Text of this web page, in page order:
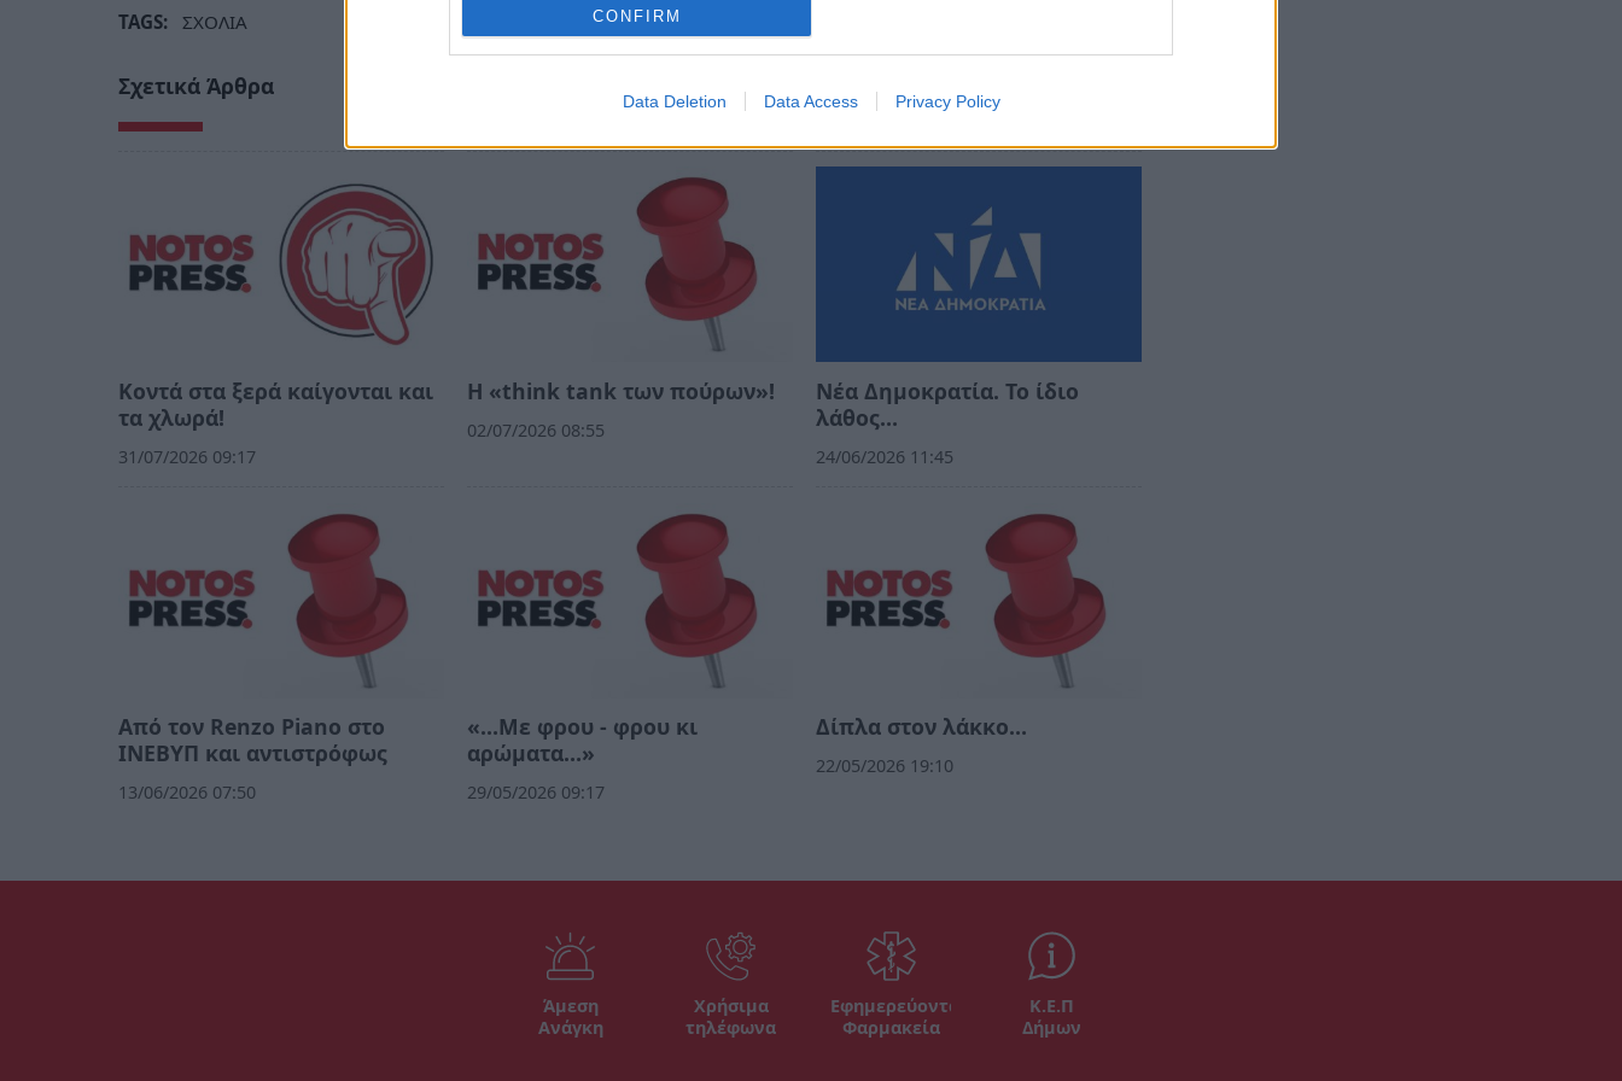
CONFIRM
Data Deletion Data Access Privacy Policy
TAGS: ΣΧΟΛΙΑ
Σχετικά Άρθρα
Κοντά στα ξερά καίγονται και
τα χλωρά!
31/07/2026 09:17
Η «think tank των πούρων»!
02/07/2026 08:55
Νέα Δημοκρατία. Το ίδιο
λάθος…
24/06/2026 11:45
Από τον Renzo Piano στο
ΙΝΕΒΥΠ και αντιστρόφως
13/06/2026 07:50
«…Με φρου - φρου κι
αρώματα…»
29/05/2026 09:17
Δίπλα στον λάκκο…
22/05/2026 19:10
Άμεση
Ανάγκη
Χρήσιμα
τηλέφωνα
Εφημερεύοντα
Φαρμακεία
Κ.Ε.Π
Δήμων